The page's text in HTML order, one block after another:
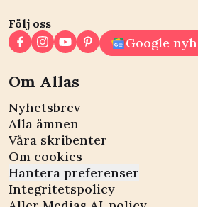
Följ oss
Google
Om Allas
Nyhetsbrev
Alla ämnen
Våra skribenter
Om cookies
Hantera preferenser
Integritetspolicy